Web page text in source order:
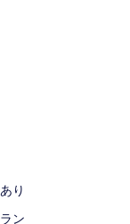
施設からは歩いて
デ マル駅までは
り
ン